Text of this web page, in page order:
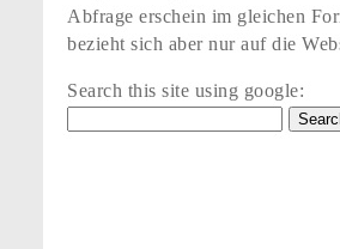
Abfrage erschein im gleichen
bezieht sich aber nur auf die
Search this site using google: